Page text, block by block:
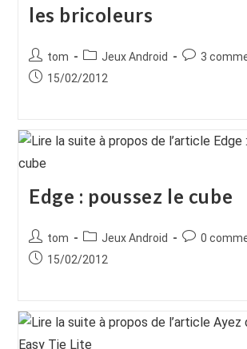
les bricoleurs
Auteur/autrice
de
tom
Post
category:
Jeux Android
3
Publication
15/02/2012
Edge : poussez le cube
Auteur/autrice
de
tom
Post
category:
Jeux Android
0
Publication
15/02/2012